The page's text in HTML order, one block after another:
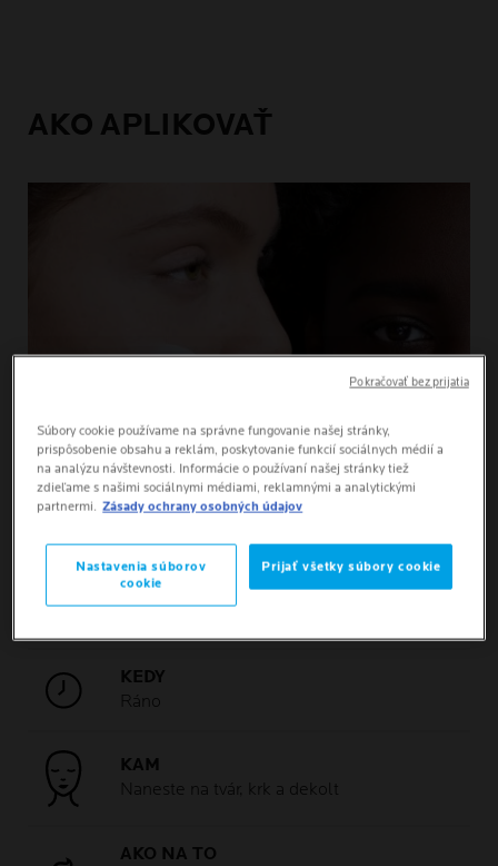
AKO APLIKOVAŤ
MNOŽSTVO
3 – 4 kvapky
KEDY
Ráno
KAM
Naneste na tvár, krk a dekolt
AKO NA TO
Súbory cookie používame na správne fungovanie našej stránky,
prispôsobenie obsahu a reklám, poskytovanie funkcií sociálnych médií a
na analýzu návštevnosti. Informácie o používaní našej stránky tiež
zdieľame s našimi sociálnymi médiami, reklamnými a analytickými
partnermi. Zásady ochrany osobných údajov
Nastavenia súborov
cookie
Prijať všetky súbory cookie
Pokračovať bez prijatia